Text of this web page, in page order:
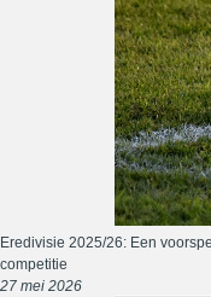
Eredivisie 2025/26: Een
competitie
27 mei 2026